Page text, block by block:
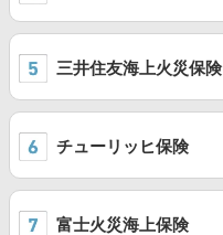
三井住友海上火災保険
チューリッヒ保険
富士火災海上保険